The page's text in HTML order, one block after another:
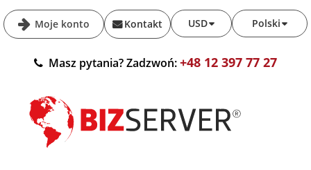
Moje konto Polski
USD
Kontakt
Masz pytania? Zadzwoń:+48 12 397 77 27